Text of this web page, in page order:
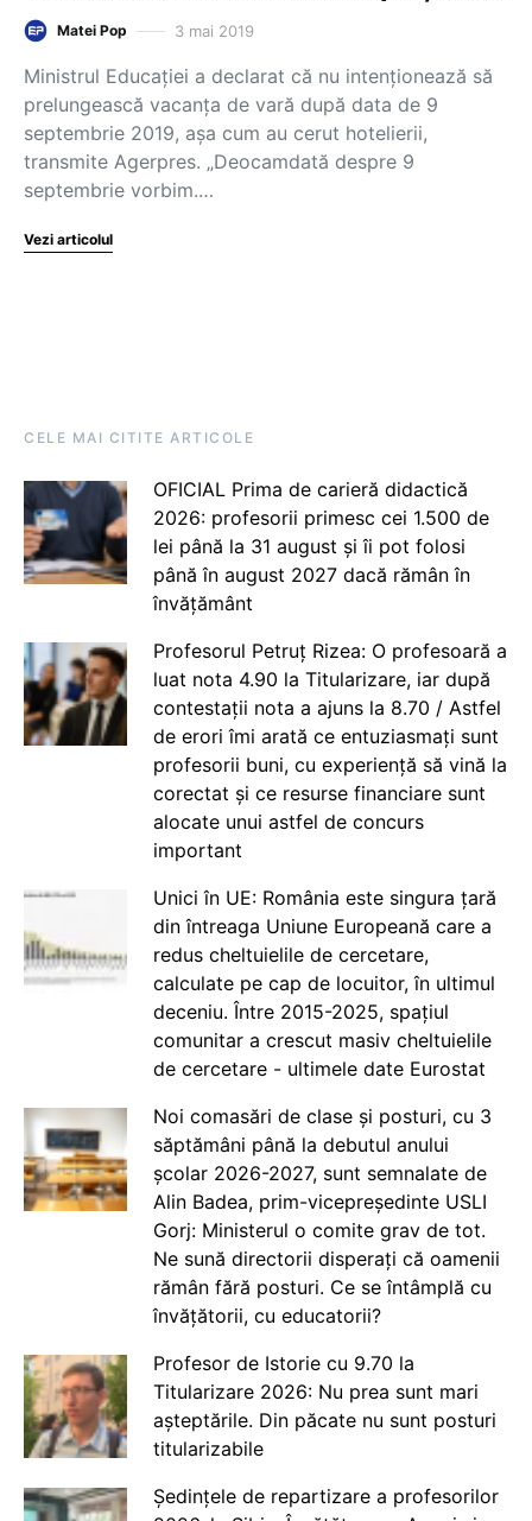
Matei Pop 3 mai 2019
Ministrul Educației a declarat că nu intenționează să
prelungească vacanța de vară după data de 9
septembrie 2019, așa cum au cerut hotelierii,
transmite Agerpres. „Deocamdată despre 9
septembrie vorbim.…
Vezi articolul
CELE MAI CITITE ARTICOLE
OFICIAL Prima de carieră didactică
2026: profesorii primesc cei 1.500 de
lei până la 31 august și îi pot folosi
până în august 2027 dacă rămân în
învățământ
Profesorul Petruț Rizea: O profesoară a
luat nota 4.90 la Titularizare, iar după
contestații nota a ajuns la 8.70 / Astfel
de erori îmi arată ce entuziasmați sunt
profesorii buni, cu experiență să vină la
corectat și ce resurse financiare sunt
alocate unui astfel de concurs
important
Unici în UE: România este singura țară
din întreaga Uniune Europeană care a
redus cheltuielile de cercetare,
calculate pe cap de locuitor, în ultimul
deceniu. Între 2015-2025, spațiul
comunitar a crescut masiv cheltuielile
de cercetare - ultimele date Eurostat
Noi comasări de clase și posturi, cu 3
săptămâni până la debutul anului
școlar 2026-2027, sunt semnalate de
Alin Badea, prim-vicepreședinte USLI
Gorj: Ministerul o comite grav de tot.
Ne sună directorii disperați că oamenii
rămân fără posturi. Ce se întâmplă cu
învățătorii, cu educatorii?
Profesor de Istorie cu 9.70 la
Titularizare 2026: Nu prea sunt mari
așteptările. Din păcate nu sunt posturi
titularizabile
Ședințele de repartizare a profesorilor